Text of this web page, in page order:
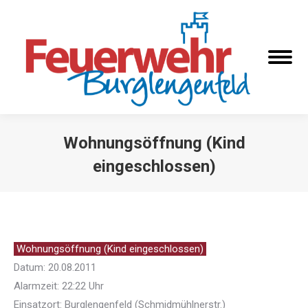
Wohnungsöffnung (Kind
eingeschlossen)
Wohnungsöffnung (Kind eingeschlossen)
Datum: 20.08.2011
Alarmzeit: 22:22 Uhr
Einsatzort: Burglengenfeld (Schmidmühlnerstr.)